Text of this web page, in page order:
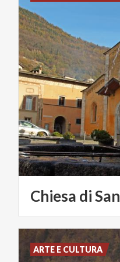
Chiesa diSan
ARTE E CULTURA